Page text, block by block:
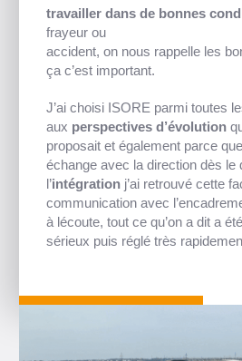
travailler dans de bonnes
frayeur ou
accident, on nous rappelle les
ça c’est important.
J’ai choisi ISORE parmi toutes
aux perspectives d’évolution
proposait et également parce
échange avec la direction dès le
l’intégrationj’ai retrouvé cette
communication avec
à lécoute, tout ce qu’on a dit a
sérieux puis réglé très